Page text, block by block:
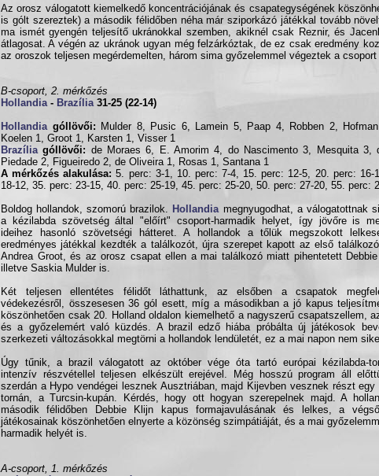
Az orosz válogatott kiemelkedő koncentrációjának és csapategységének
is gólt szereztek) a második félidőben néha már sziporkázó játékkal tovább
ma ismét gyengén teljesítő ukránokkal szemben, akiknél csak Reznir, és
átlagosat. A végén az ukránok ugyan még felzárkóztak, de ez csak eredmény
az oroszok teljesen megérdemelten, három sima győzelemmel végeztek a csoport
B-csoport, 2. mérkőzés
Hollandia - Brazília 31-25 (22-14)
Hollandia góllövői: Mulder 8, Pusic 6, Lamein 5, Paap 4, Robben 2,
Koelen 1, Groot 1, Karsten 1, Visser 1
Brazília góllövői: de Moraes 6, E. Amorim 4, do Nascimento 3, Mesquita 3,
Piedade 2, Figueiredo 2, de Oliveira 1, Rosas 1, Santana 1
A mérkőzés alakulása: 5. perc: 3-1, 10. perc: 7-4, 15. perc: 12-5, 20. perc: 16-
18-12, 35. perc: 23-15, 40. perc: 25-19, 45. perc: 25-20, 50. perc: 27-20, 55. perc:
Boldog hollandok, szomorú brazilok. Hollandia megnyugodhat, a válogatottnak
a kézilabda szövetség által "előírt" csoport-harmadik helyet, így jövőre is
ideihez hasonló szövetségi hátteret. A hollandok a tőlük megszokott
eredményes játékkal kezdték a találkozót, újra szerepet kapott az első
Andrea Groot, és az orosz csapat ellen a mai találkozó miatt pihentetett
illetve Saskia Mulder is.
Két teljesen ellentétes félidőt láthattunk, az elsőben a csapatok
védekezésről, összesesen 36 gól esett, míg a másodikban a jó kapus
köszönhetően csak 20. Holland oldalon kiemelhető a nagyszerű csapatszellem,
és a győzelemért való küzdés. A brazil edző hiába próbálta új játékosok
szerkezeti változásokkal megtörni a hollandok lendületét, ez a mai napon nem
Úgy tűnik, a brazil válogatott az október vége óta tartó európai kézilabda-
intenzív részvétellel teljesen elkészült erejével. Még hosszú program áll
szerdán a Hypo vendégei lesznek Ausztriában, majd Kijevben vesznek részt egy
tornán, a Turcsin-kupán. Kérdés, hogy ott hogyan szerepelnek majd. A
második félidőben Debbie Klijn kapus formajavulásának és lelkes, a
játékosainak köszönhetően elnyerte a közönség szimpátiáját, és a mai
harmadik helyét is.
A-csoport, 1. mérkőzés